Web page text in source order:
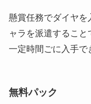
懸賞任務でダイヤを
ャラを派遣するこ
一定時間ごに入手で
無料パック